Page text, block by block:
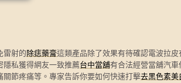
雷射的除痣藥膏這類產品除了效果有待確認電波拉
隱私獲得網友一致推薦台中當舖有合法經營當舖汽
關節疼痛等。專家告訴你要如何快速打擊去黑色素美